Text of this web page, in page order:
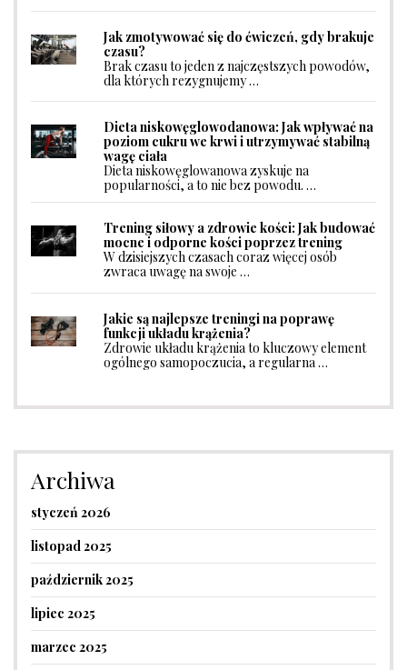
Jak zmotywować się do ćwiczeń, gdy brakuje
czasu?
Brak czasu to jeden z najczęstszych powodów,
dla których rezygnujemy …
Dieta niskowęglowodanowa: Jak wpływać na
poziom cukru we krwi i utrzymywać stabilną
wagę ciała
Dieta niskowęglowanowa zyskuje na
popularności, a to nie bez powodu. …
Trening siłowy a zdrowie kości: Jak budować
mocne i odporne kości poprzez trening
W dzisiejszych czasach coraz więcej osób
zwraca uwagę na swoje …
Jakie są najlepsze treningi na poprawę
funkcji układu krążenia?
Zdrowie układu krążenia to kluczowy element
ogólnego samopoczucia, a regularna …
Archiwa
styczeń 2026
listopad 2025
październik 2025
lipiec 2025
marzec 2025